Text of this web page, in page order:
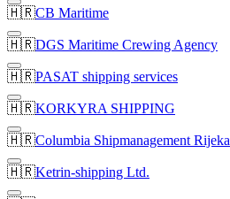
🇭🇷CB Maritime
🇭🇷DGS Maritime Crewing Agency
🇭🇷PASAT shipping services
🇭🇷KORKYRA SHIPPING
🇭🇷Columbia Shipmanagement Rijeka
🇭🇷Ketrin-shipping Ltd.